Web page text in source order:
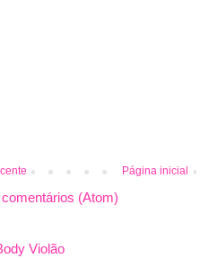
Página inicial
(Atom)
Violão